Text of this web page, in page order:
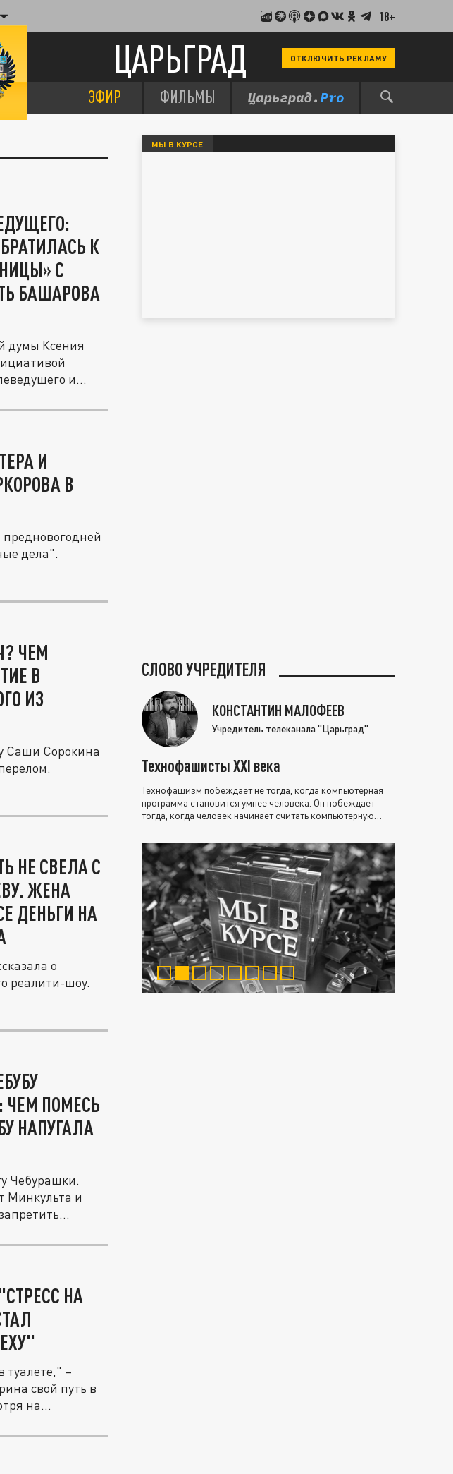
18+
ЦАРЬГРАД ОТКЛЮЧИТЬ РЕКЛАМУ
ЭФИР ФИЛЬМЫ
К
С
БАШАРОВА
думы Ксения
и...
И
В
предновогодней
дела".
ЧЕМ
В
ИЗ
Саши Сорокина
НЕ СВЕЛА С
ЖЕНА
ДЕНЬГИ НА
о
реалити-шоу.
ЧЕМ ПОМЕСЬ
НАПУГАЛА
Чебурашки.
Минкульта и
НА
–
свой путь в
на...
МЫ В КУРСЕ
СЛОВО УЧРЕДИТЕЛЯ
КОНСТАНТИН МАЛОФЕЕВ
Учредитель телеканала "Царьград"
Технофашисты XXI века
Технофашизм побеждает не тогда, когда компьютерная
программа становится умнее человека. Он побеждает
тогда, когда человек начинает считать компьютерную